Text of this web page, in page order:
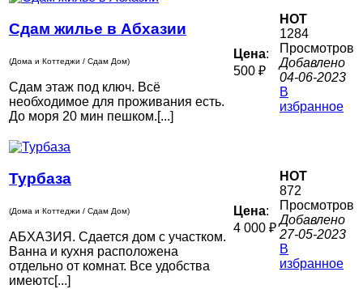
Сдам жилье в Абхазии
(Дома и Коттеджи / Сдам Дом)
Сдам этаж под ключ. Всё
необходимое для проживания есть.
До моря 20 мин пешком.[...]
Цена:
500 ₽
HOT
1284
Просмотров
Добавлено
04-06-2023
В
избранное
Турбаза
(Дома и Коттеджи / Сдам Дом)
АБХАЗИЯ. Сдается дом с участком.
Ванна и кухня расположена
отдельно от комнат. Все удобства
имеютс[...]
Цена:
4 000 ₽
HOT
872
Просмотров
Добавлено
27-05-2023
В
избранное